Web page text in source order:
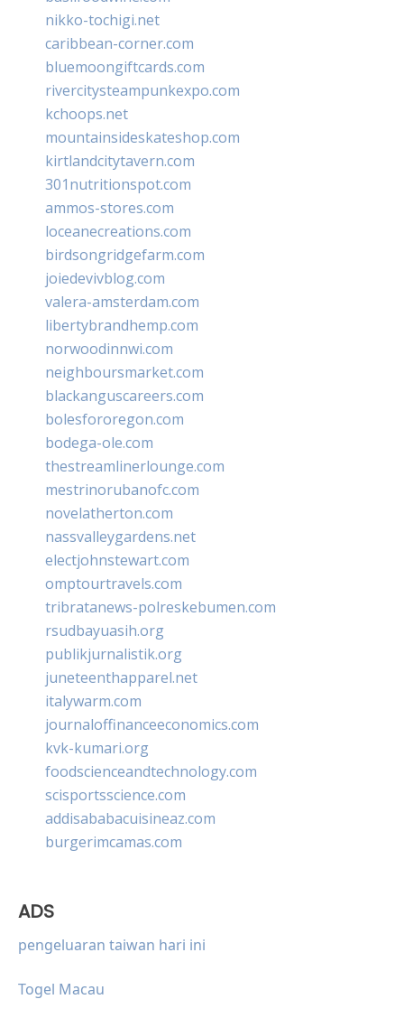
nikko-tochigi.net
caribbean-corner.com
bluemoongiftcards.com
rivercitysteampunkexpo.com
kchoops.net
mountainsideskateshop.com
kirtlandcitytavern.com
301nutritionspot.com
ammos-stores.com
loceanecreations.com
birdsongridgefarm.com
joiedevivblog.com
valera-amsterdam.com
libertybrandhemp.com
norwoodinnwi.com
neighboursmarket.com
blackanguscareers.com
bolesfororegon.com
bodega-ole.com
thestreamlinerlounge.com
mestrinorubanofc.com
novelatherton.com
nassvalleygardens.net
electjohnstewart.com
omptourtravels.com
tribratanews-polreskebumen.com
rsudbayuasih.org
publikjurnalistik.org
juneteenthapparel.net
italywarm.com
journaloffinanceeconomics.com
kvk-kumari.org
foodscienceandtechnology.com
scisportsscience.com
addisababacuisineaz.com
burgerimcamas.com
ADS
pengeluaran taiwan hari ini
Togel Macau